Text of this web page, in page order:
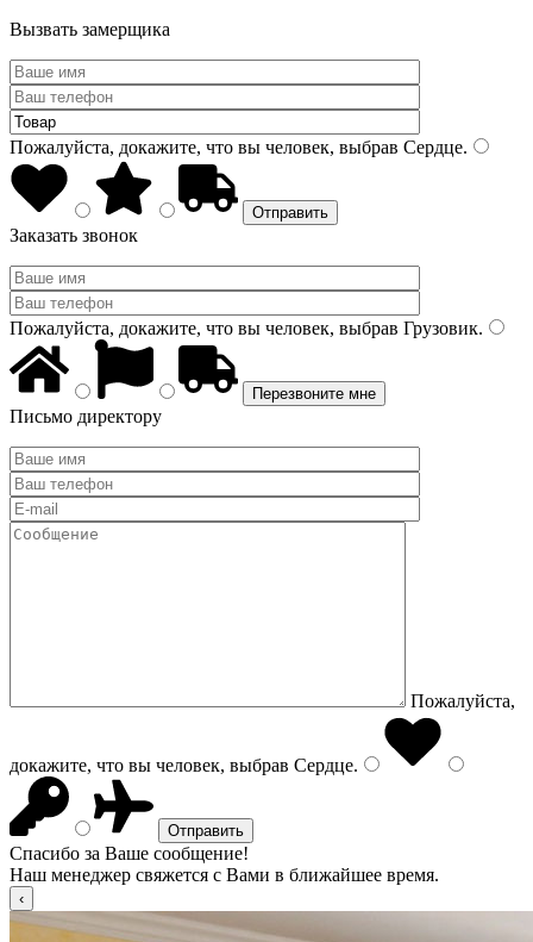
Вызвать замерщика
Пожалуйста, докажите, что вы человек, выбрав Сердце.
Заказать звонок
Пожалуйста, докажите, что вы человек, выбрав Грузовик.
Письмо директору
Пожалуйста,
докажите, что вы человек, выбрав Сердце.
Спасибо за Ваше сообщение!
Наш менеджер свяжется с Вами в ближайшее время.